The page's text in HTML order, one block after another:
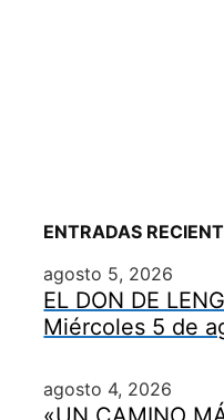
ENTRADAS
agosto 5, 2026
EL DON DE
Miércoles 5 de
agosto 4, 2026